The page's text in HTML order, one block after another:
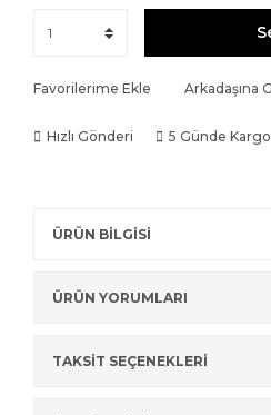
Favorilerime Ekle Arkadaşına
Hızlı Gönderi 5 Günde
ÜRÜN BİLGİSİ
ÜRÜN YORUMLARI
TAKSİT SEÇENEKLERİ